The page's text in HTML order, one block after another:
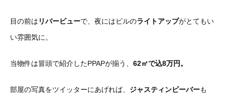
目の前は リバービューで、夜にはビルのライトアップがとてもい
い雰囲気に。
当物件は冒頭で紹介したPPAPが揃う、 62㎡で込8万円。
部屋の写真をツイッターにあげれば、 ジャスティンビーバーも